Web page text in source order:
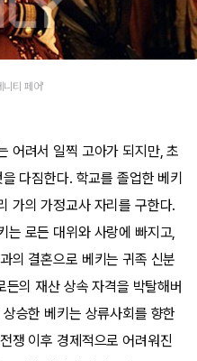
니티 페어'
어려서 일찍 고아가 되지만, 초
다짐한다. 학교를 졸업한 베키
가의 가정교사 자리를 구한다.
는 로든 대위와 사랑에 빠지고,
의 결혼으로 베키는 귀족 신분
의 재산 상속 자격을 박탈해버
승한 베키는 상류사회를 향한
쟁 이후 경제적으로 어려워진